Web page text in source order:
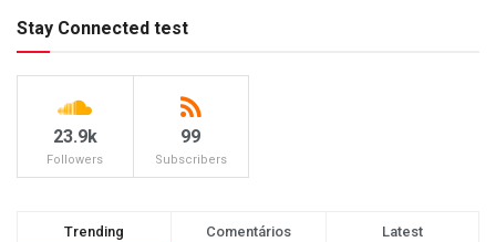
Stay Connected test
23.9k
Followers
99
Subscribers
Trending Comentários Latest